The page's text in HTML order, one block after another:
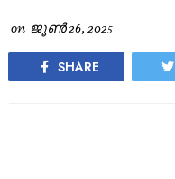
on ജൂൺ 26, 2025
SHARE